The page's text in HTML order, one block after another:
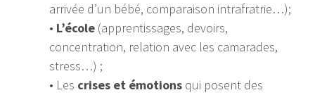
arrivée d’un bébé, comparaison intrafratrie…);
• L’école (apprentissages, devoirs,
concentration, relation avec les camarades,
stress…) ;
• Les crises et émotions qui posent des